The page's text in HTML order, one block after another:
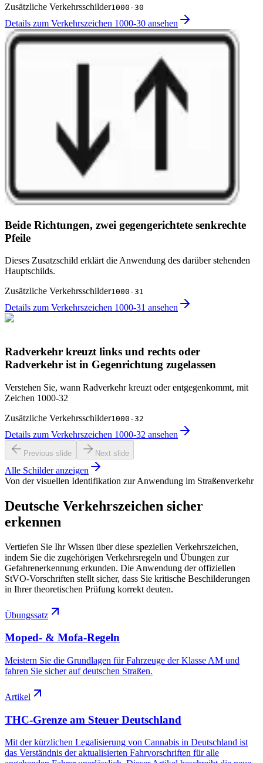
Zusätzliche Verkehrsschilder1000-30
Details zum Verkehrszeichen 1000-30 ansehen
Beide Richtungen, zwei gegengerichtete senkrechte
Pfeile
Dieses Zusatzschild erklärt die Anwendung des darüber stehenden
Hauptschilds.
Zusätzliche Verkehrsschilder1000-31
Details zum Verkehrszeichen 1000-31 ansehen
Radverkehr kreuzt links und rechts oder
Radverkehr ist in Gegenrichtung zugelassen
Verstehen Sie, wann Radverkehr kreuzt oder entgegenkommt, mit
Zeichen 1000-32
Zusätzliche Verkehrsschilder1000-32
Details zum Verkehrszeichen 1000-32 ansehen
Previous slide Next slide
Alle Schilder anzeigen
Von der visuellen Identifikation zur Anwendung im Straßenverkehr
Deutsche Verkehrszeichen sicher
erkennen
Vertiefen Sie Ihr Wissen über diese speziellen Verkehrszeichen,
indem Sie die zugehörigen Verkehrsregeln und Übungen zur
Gefahrenerkennung erkunden. Die Anwendung der offiziellen
StVO-Vorschriften stellt sicher, dass Sie kritische Beschilderungen
in Ihrer theoretischen Prüfung korrekt deuten.
Übungssatz
Moped- & Mofa-Regeln
Meistern Sie die Grundlagen für Fahrzeuge der Klasse AM und
fahren Sie sicher auf deutschen Straßen.
Artikel
THC-Grenze am Steuer Deutschland
Mit der kürzlichen Legalisierung von Cannabis in Deutschland ist
das Verständnis der aktualisierten Fahrvorschriften für alle